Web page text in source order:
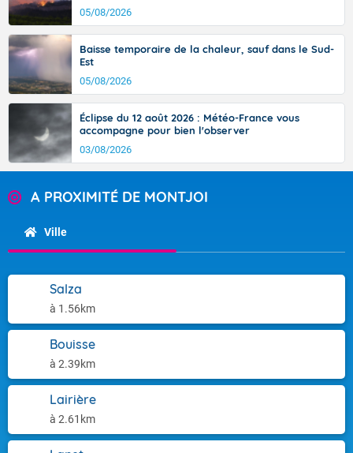
05/08/2026
Baisse temporaire de la chaleur, sauf dans le Sud-
Est
05/08/2026
Éclipse du 12 août 2026 : Météo-France vous
accompagne pour bien l'observer
03/08/2026
A PROXIMITÉ DE MONTJOI
Ville
Salza
à 1.56km
Bouisse
à 2.39km
Lairière
à 2.61km